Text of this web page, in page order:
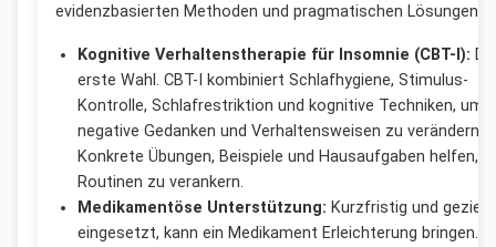
evidenzbasierten Methoden und pragmatischen Lösungen:
Kognitive Verhaltenstherapie für Insomnie (CBT-I): Die
erste Wahl. CBT-I kombiniert Schlafhygiene, Stimulus-
Kontrolle, Schlafrestriktion und kognitive Techniken, um
negative Gedanken und Verhaltensweisen zu verändern.
Konkrete Übungen, Beispiele und Hausaufgaben helfen,
Routinen zu verankern.
Medikamentöse Unterstützung: Kurzfristig und gezielt
eingesetzt, kann ein Medikament Erleichterung bringen.